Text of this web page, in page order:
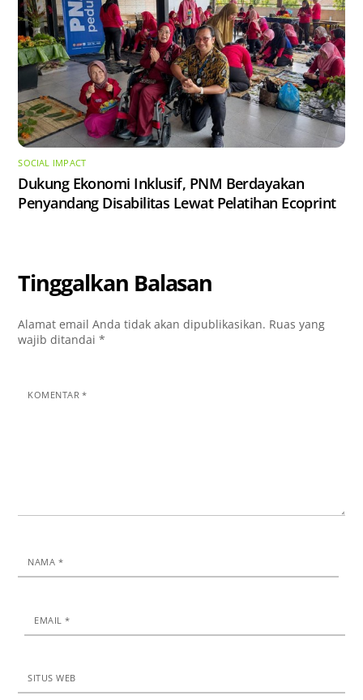
SOCIAL IMPACT
Dukung Ekonomi Inklusif, PNM Berdayakan
Penyandang Disabilitas Lewat Pelatihan Ecoprint
Tinggalkan Balasan
Alamat email Anda tidak akan dipublikasikan. Ruas yang
wajib ditandai*
KOMENTAR*
NAMA *
EMAIL*
SITUS WEB